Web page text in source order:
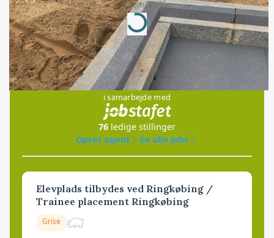
Annonce
Loading...
Jobs
i samarbejde med
76 ledige stillinger
Opret agent
Se alle jobs
Elevplads tilbydes ved Ringkøbing /
Trainee placement Ringkøbing
Grise